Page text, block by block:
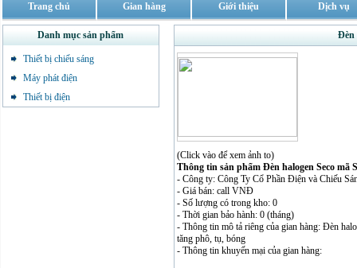
Trang chủ Gian hàng Giới thiệu Dịch vụ
Danh mục sản phẩm
Thiết bị chiếu sáng
Máy phát điện
Thiết bị điện
Đèn
(Click vào để xem ảnh to)
Thông tin sản phẩm Đèn halogen Seco mã
- Công ty: Công Ty Cổ Phần Điện và Chiếu
- Giá bán: call VNĐ
- Số lượng có trong kho: 0
- Thời gian bảo hành: 0 (tháng)
- Thông tin mô tả riêng của gian hàng: Đèn
tăng phô, tụ, bóng
- Thông tin khuyến mại của gian hàng: